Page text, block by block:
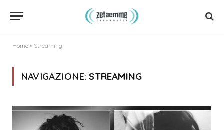
Home » Streaming
NAVIGAZIONE:STREAMING